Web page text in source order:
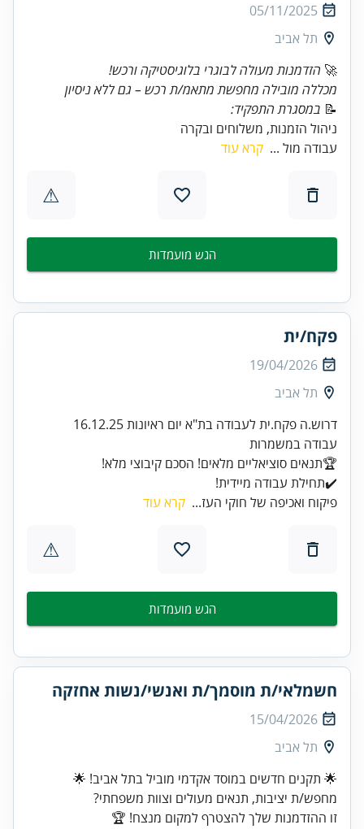
05/11/2025
תל אביב
🚀 הזדמנות מעולה לבוגרי בלוגיסטיקה ורכש!
מכללה מובילה מחפשת מתאמ/ת רכש – גם ללא ניסיון
📝 במסגרת התפקיד:
ניהול הזמנות, משלוחים ובקרה
עבודה מול ... קרא עוד
⚠
הגש מועמדות
פקח/ית
19/04/2026
תל אביב
✔️תחילת עבודה מיידית!
פיקוח ואכיפה של חוקי העז... קרא עוד
⚠
הגש מועמדות
חשמלאי/ת מוסמך/ת ואנשי/נשות אחזקה
15/04/2026
תל אביב
זו ההזדמנות שלך להצטרף למקום מנצח! 🏆